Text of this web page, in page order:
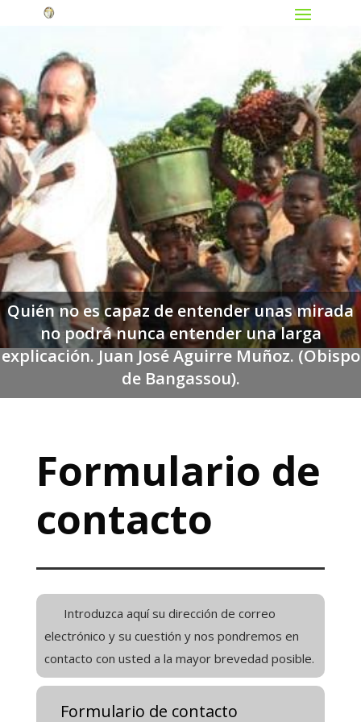
Quién no es capaz de entender unas mirada
no podrá nunca entender una larga
explicación. Juan José Aguirre Muñoz. (Obispo
de Bangassou).
Formulario de
contacto
Introduzca aquí su dirección de correo
electrónico y su cuestión y nos pondremos en
contacto con usted a la mayor brevedad posible.
Formulario de contacto